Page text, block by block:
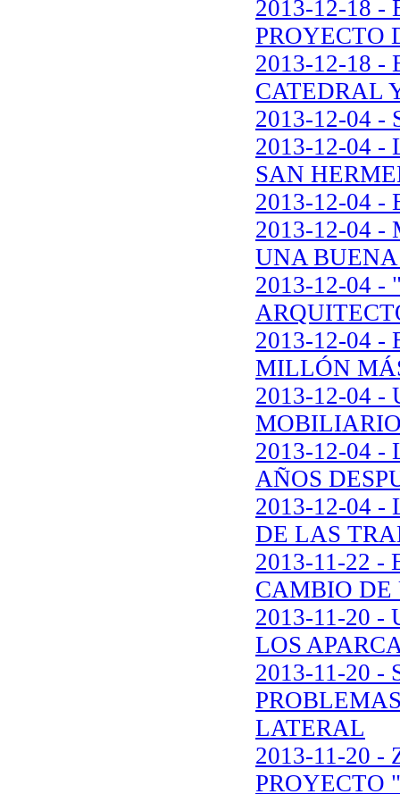
2013-12-18 -
PROYECTO
2013-12-18 -
CATEDRAL
2013-12-04 -
2013-12-04 -
SAN
2013-12-04 -
2013-12-04 -
UNA
2013-12-04 -
2013-12-04 -
MILLÓN
2013-12-04
2013-12-04 -
AÑOS
2013-12-04 -
DE LAS
2013-11-22 -
CAMBIO DE
2013-11-20 -
LOS
2013-11-20 -
LATERAL
2013-11-20 -
PROYECTO